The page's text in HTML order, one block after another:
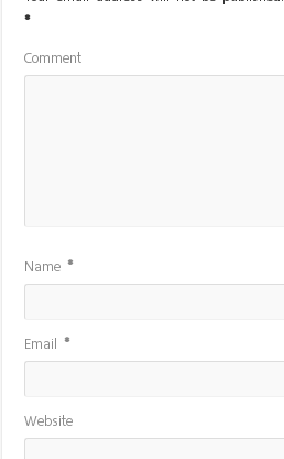
*
Comment
Name*
Email*
Website